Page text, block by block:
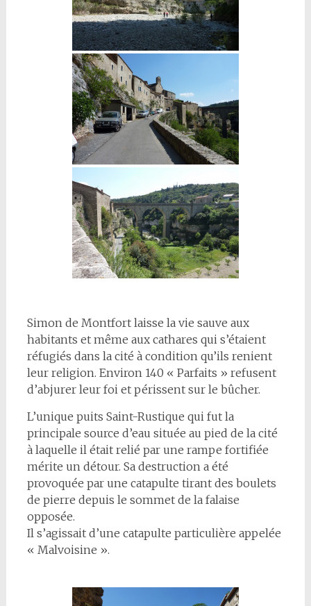
Simon de Montfort laisse la vie sauve aux
habitants et même aux cathares qui s’étaient
réfugiés dans la cité à condition qu’ils renient
leur religion. Environ 140 « Parfaits » refusent
d’abjurer leur foi et périssent sur le bûcher.
L’unique puits Saint-Rustique qui fut la
principale source d’eau située au pied de la cité
à laquelle il était relié par une rampe fortifiée
mérite un détour. Sa destruction a été
provoquée par une catapulte tirant des boulets
de pierre depuis le sommet de la falaise
opposée.
Il s’agissait d’une catapulte particulière appelée
« Malvoisine ».